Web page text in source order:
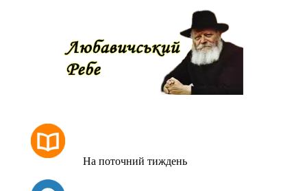
На поточний тиждень